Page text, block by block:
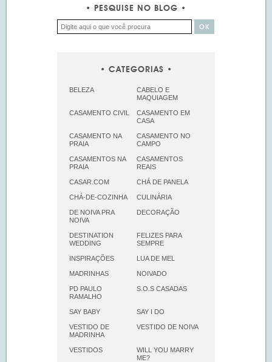
PESQUISE NO BLOG
CATEGORIAS
BELEZA
CABELO E
MAQUIAGEM
CASAMENTO CIVIL
CASAMENTO EM
CASA
CASAMENTO NA
PRAIA
CASAMENTO NO
CAMPO
CASAMENTOS NA
PRAIA
CASAMENTOS
REAIS
CASAR.COM CHÁ DE PANELA
CHÁ-DE-COZINHA CULINÁRIA
DE NOIVA PRA
NOIVA
DECORAÇÃO
DESTINATION
WEDDING
FELIZES PARA
SEMPRE
INSPIRAÇÕES LUA DE MEL
MADRINHAS NOIVADO
PD PAULO
RAMALHO
S.O.S CASADAS
SAY BABY SAY I DO
VESTIDO DE
MADRINHA
VESTIDO DE NOIVA
VESTIDOS
WILL YOU MARRY
ME?